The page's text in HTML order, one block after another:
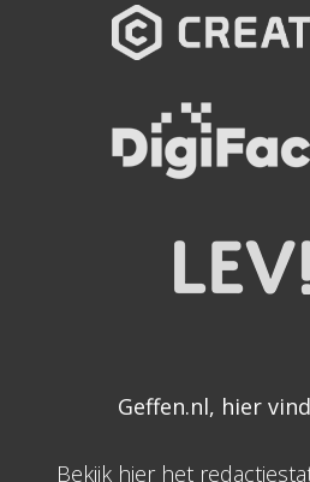
Geffen.nl, hier
Bekijk hier het